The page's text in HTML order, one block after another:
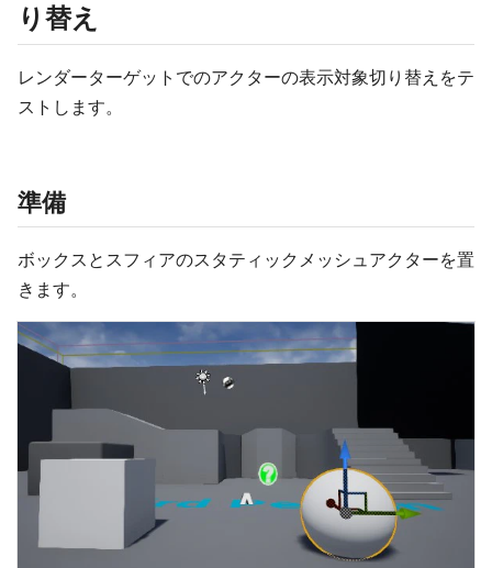
り替え
レンダーターゲットでのアクターの表示対象切り替えをテ
ストします。
準備
ボックスとスフィアのスタティックメッシュアクターを置
きます。